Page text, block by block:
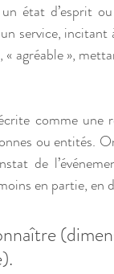
état d’esprit
service,
agréable »,
comme une
ou entités.
de
en partie, en